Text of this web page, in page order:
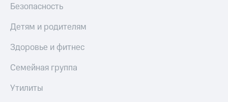
Безопасность
Детям и родителям
Здоровье и фитнес
Семейная группа
Утилиты